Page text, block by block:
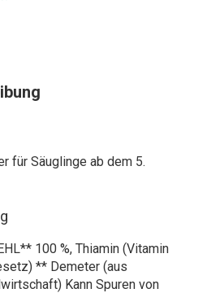
für Säuglinge ab dem 5.
100 %, Thiamin (Vitamin
** Demeter (aus
Kann Spuren von